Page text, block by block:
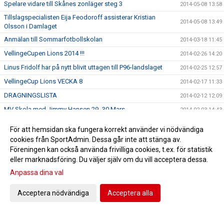
Spelare vidare till Skånes zonläger steg 3 2014-05-08 13:58
Tillslagspecialisten Eija Feodoroff assisterar Kristian
Olsson i Damlaget
2014-05-08 13:49
Anmälan till Sommarfotbollskolan 2014-03-18 11:45
VellingeCupen Lions 2014 !!! 2014-02-26 14:20
Linus Fridolf har på nytt blivit uttagen till P96-landslaget 2014-02-25 12:57
VellingeCup Lions VECKA 8 2014-02-17 11:33
DRAGNINGSLISTA 2014-02-12 12:09
MV Skola med Jimmy Hansen 29.-30.Mars 2014-02-03 14:43
2014
2014-01-29 17:07
F 17 Futsal SM i Göteborg 2014-01-28 13:18
VIFs ledare fortsätter att utbilda sig! 2014-01-27 14:12
Kurs: Målvaktsspel/Träningslära Bas 1
KALLELSE TILL ÅRSMÖTE 27/2 kl 18:00
För att hemsidan ska fungera korrekt använder vi nödvändiga
cookies från SportAdmin. Dessa går inte att stänga av.
Föreningen kan också använda frivilliga cookies, t.ex. för statistik
eller marknadsföring. Du väljer själv om du vill acceptera dessa.
Anpassa dina val
Acceptera nödvändiga Acceptera alla